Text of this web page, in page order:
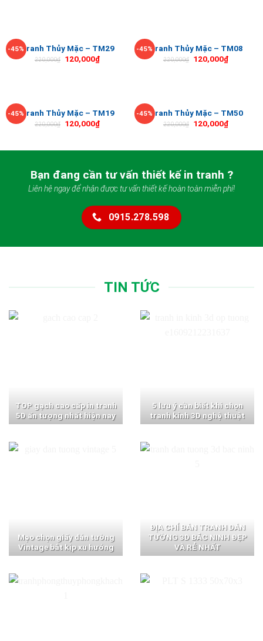
-45%Tranh Thủy Mặc – TM29
220,000₫ 120,000₫
-45%Tranh Thủy Mặc – TM08
220,000₫ 120,000₫
-45%Tranh Thủy Mặc – TM19
220,000₫ 120,000₫
-45%Tranh Thủy Mặc – TM50
220,000₫ 120,000₫
Bạn đang cần tư vấn thiết kế in tranh ?
Liên hệ ngay để nhận được tư vấn thiết kế hoàn toàn miễn phí!
0915.278.598
TIN TỨC
TOP gạch cao cấp in tranh
5D ấn tượng nhất hiện nay
5 lưu ý cần biết khi chọn
tranh kính 3D nghệ thuật
Mẹo chọn giấy dán tường
Vintage bắt kịp xu hướng
ĐỊA CHỈ BÁN TRANH DÁN
TƯỜNG 3D BẮC NINH ĐẸP
VÀ RẺ NHẤT